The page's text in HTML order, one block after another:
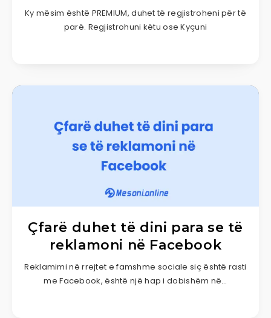
Ky mësim është PREMIUM, duhet të regjistroheni për të
parë. Regjistrohuni këtu ose Kyçuni
Çfarë duhet të dini para se të
reklamoni në Facebook
Reklamimi në rrejtet e famshme sociale siç është rasti
me Facebook, është një hap i dobishëm në…